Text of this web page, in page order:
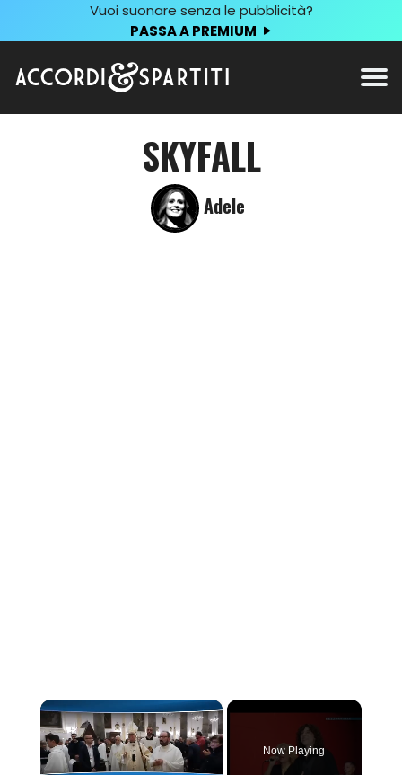
Vuoi suonare senza le pubblicità?
PASSA A PREMIUM
SKYFALL
Adele
×
Now Playing